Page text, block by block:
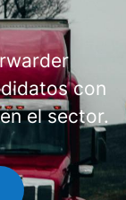
con
el sector.